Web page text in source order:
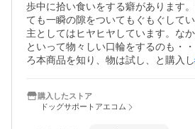
歩中に拾い食いをする癖があります
ても一瞬の隙をついてもぐもぐして
主としてはヒヤヒヤしています。な
といって物々しい口輪をするのも・
ろ本商品を知り、物は試し、と購入
にすると食べられるようです）。た
で完全に予防できるかというとちょ
購入したストア
ドッグサポートアエコム